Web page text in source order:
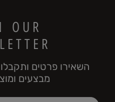
O U R
E T T E R
השאירו פרטים
מבצעים